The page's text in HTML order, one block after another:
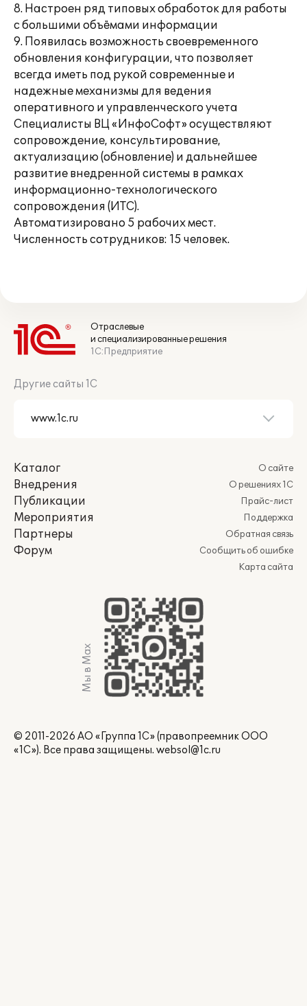
8. Настроен ряд типовых обработок для работы
с большими объёмами информации
9. Появилась возможность своевременного
обновления конфигурации, что позволяет
всегда иметь под рукой современные и
надежные механизмы для ведения
оперативного и управленческого учета
Специалисты ВЦ «ИнфоСофт» осуществляют
сопровождение, консультирование,
актуализацию (обновление) и дальнейшее
развитие внедренной системы в рамках
информационно-технологического
сопровождения (ИТС).
Автоматизировано 5 рабочих мест.
Численность сотрудников: 15 человек.
Отраслевые
и специализированные решения
1С:Предприятие
Другие сайты 1С
Каталог
Внедрения
Публикации
Мероприятия
Партнеры
Форум
О сайте
О решениях 1С
Прайс-лист
Поддержка
Обратная связь
Сообщить об ошибке
Карта сайта
Мы в Max
© 2011-2026 АО «Группа 1С» (правопреемник ООО
«1С»). Все права защищены. websol@1c.ru